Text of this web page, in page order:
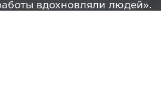
вдохновляли людей».